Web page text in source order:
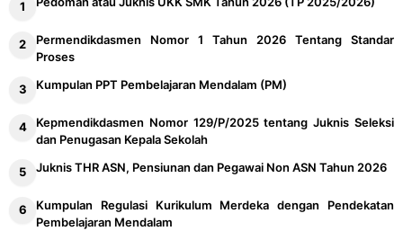
Permendikdasmen Nomor 1 Tahun 2026 Tentang Standar
Proses
Kumpulan PPT Pembelajaran Mendalam (PM)
Kepmendikdasmen Nomor 129/P/2025 tentang Juknis Seleksi
dan Penugasan Kepala Sekolah
Juknis THR ASN, Pensiunan dan Pegawai Non ASN Tahun 2026
Kumpulan Regulasi Kurikulum Merdeka dengan Pendekatan
Pembelajaran Mendalam